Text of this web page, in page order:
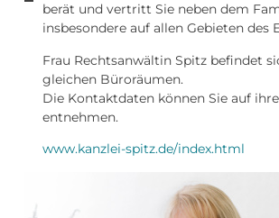
berät und vertritt Sie neben dem
insbesondere auf allen Gebieten des
Frau Rechtsanwältin Spitz befindet
gleichen Büroräumen.
Die Kontaktdaten können Sie auf
entnehmen.
www.kanzlei-spitz.de/index.html